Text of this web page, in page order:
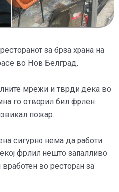
за брза храна на
во Нов Белград.
мрежи и тврди дека во
го отворил бил фрлен
пожар.
сигурно нема да работи.
фрлил нешто запалливо
вработен во ресторан за